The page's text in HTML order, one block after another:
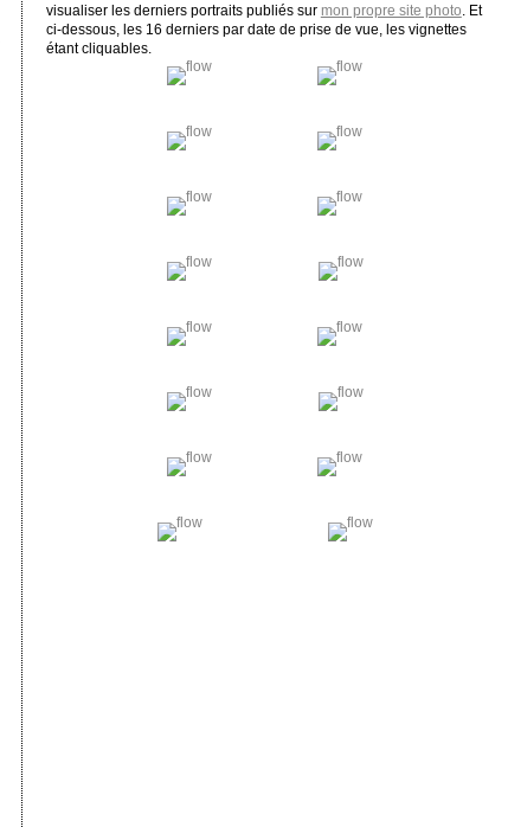
visualiser les derniers portraits publiés sur mon propre site photo . Et
ci-dessous, les 16 derniers par date de prise de vue, les vignettes
étant cliquables.